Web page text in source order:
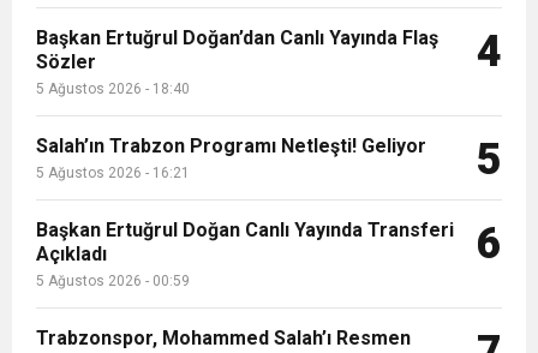
KAP’a Bildirdi
Başkan Ertuğrul Doğan’dan Canlı Yayında Flaş
Sözler
5 Ağustos 2026 - 18:40
4
Salah’ın Trabzon Programı Netleşti! Geliyor
5 Ağustos 2026 - 16:21 5
Başkan Ertuğrul Doğan Canlı Yayında Transferi
Açıkladı
5 Ağustos 2026 - 00:59
6
Trabzonspor, Mohammed Salah’ı Resmen